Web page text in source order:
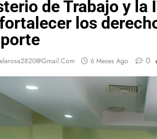
de Trabajo y la
los
6 Meses Ago 0